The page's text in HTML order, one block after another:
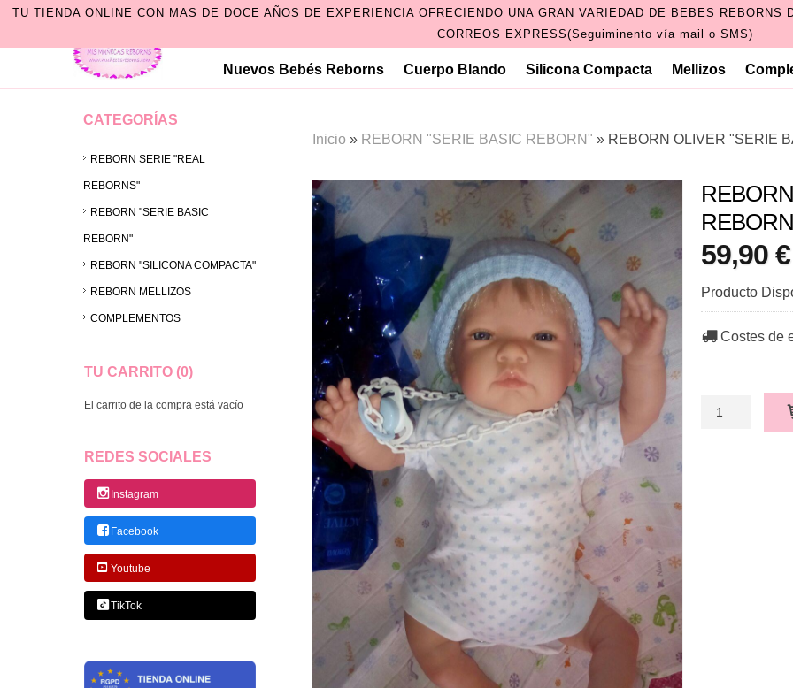
TU TIENDA ONLINE CON MAS DE DOCE AÑOS DE EXPERIENCIA OFRECIENDO UNA GRAN VARIEDAD DE BEBES
CORREOS EXPRESS(Seguiminento vía mail o SMS)
Nuevos Bebés Reborns Cuerpo Blando Silicona Compacta Mellizos
CATEGORÍAS
REBORN SERIE "REAL
REBORNS"
REBORN "SERIE BASIC
REBORN"
REBORN "SILICONA COMPACTA"
REBORN MELLIZOS
COMPLEMENTOS
TU CARRITO (0)
El carrito de la compra está vacío
REDES SOCIALES
Instagram
Facebook
Youtube
TikTok
Inicio » REBORN "SERIE BASIC REBORN" » REBORN OLIVER "SERIE
59,90 €
Producto
Costes de